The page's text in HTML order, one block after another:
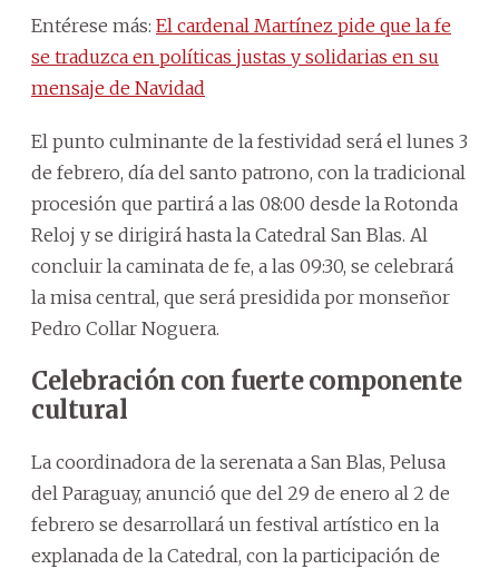
Entérese más: El cardenal Martínez pide que la fe
se traduzca en políticas justas y solidarias en su
mensaje de Navidad
El punto culminante de la festividad será el lunes 3
de febrero, día del santo patrono, con la tradicional
procesión que partirá a las 08:00 desde la Rotonda
Reloj y se dirigirá hasta la Catedral San Blas. Al
concluir la caminata de fe, a las 09:30, se celebrará
la misa central, que será presidida por monseñor
Pedro Collar Noguera.
Celebración con fuerte componente
cultural
La coordinadora de la serenata a San Blas, Pelusa
del Paraguay, anunció que del 29 de enero al 2 de
febrero se desarrollará un festival artístico en la
explanada de la Catedral, con la participación de